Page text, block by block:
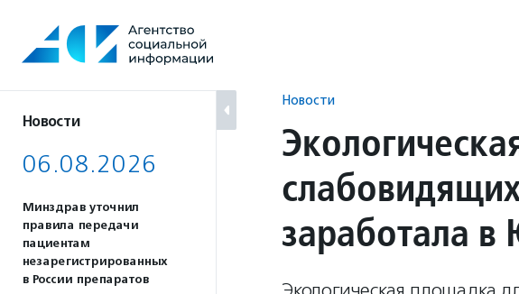
содержанию
Новости
06.08.2026
Минздрав уточнил
правила передачи
пациентам
незарегистрированных
в России препаратов
Новости
заработала